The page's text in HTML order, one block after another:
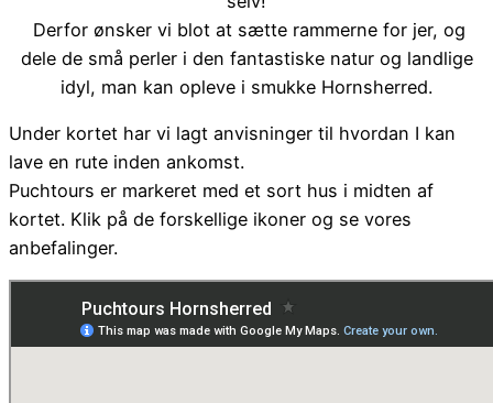
Derfor ønsker vi blot at sætte rammerne for jer, og
dele de små perler i den fantastiske natur og landlige
idyl, man kan opleve i smukke Hornsherred.
Under kortet har vi lagt anvisninger til hvordan I kan
lave en rute inden ankomst.
Puchtours er markeret med et sort hus i midten af
kortet. Klik på de forskellige ikoner og se vores
anbefalinger.